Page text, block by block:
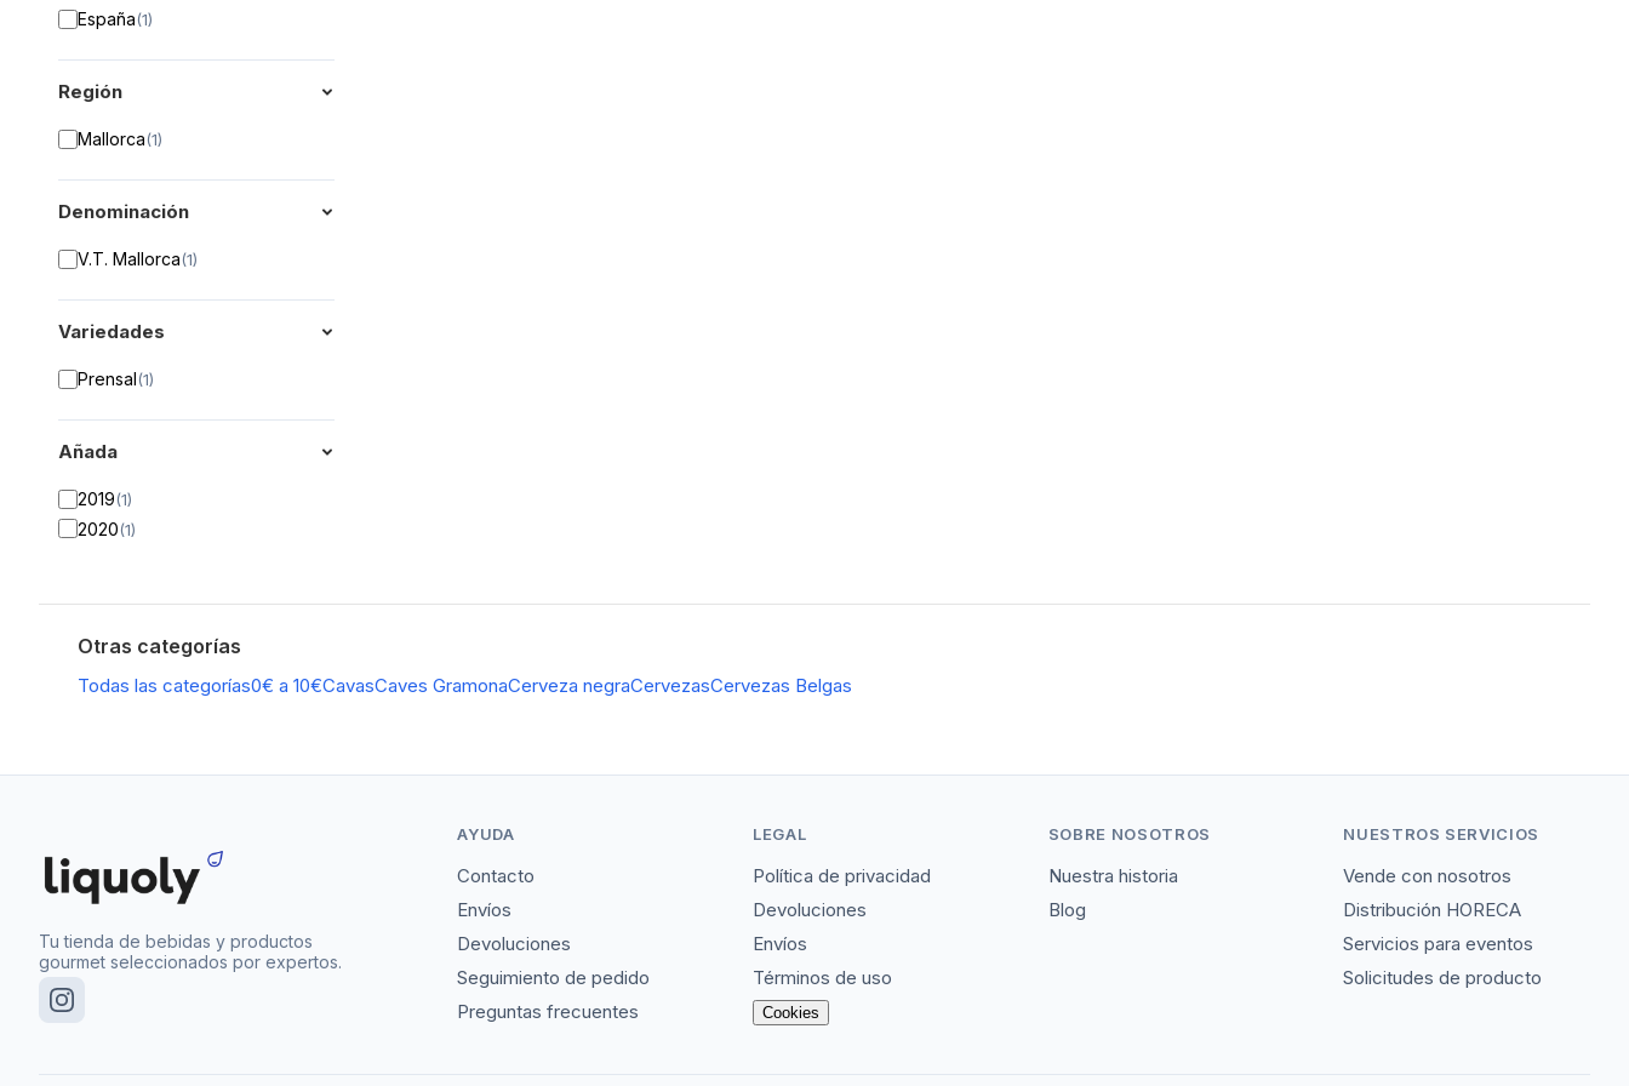
España(1)
Región
Mallorca(1)
Denominación
V.T. Mallorca(1)
Variedades
Prensal(1)
Añada
2019(1)
2020(1)
Otras categorías
Todas las categorías0€ a 10€CavasCaves GramonaCerveza negraCervezasCervezas Belgas
Tu tienda de bebidas y productos
gourmet seleccionados por expertos.
AYUDA
Contacto
Envíos
Devoluciones
Seguimiento de pedido
Preguntas frecuentes
LEGAL
Política de privacidad
Devoluciones
Envíos
Términos de uso
Cookies
SOBRE NOSOTROS
Nuestra historia
Blog
NUESTROS SERVICIOS
Vende con nosotros
Distribución HORECA
Servicios para eventos
Solicitudes de producto